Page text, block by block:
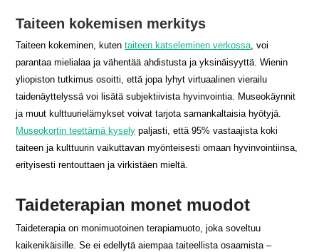
Taiteen kokemisen merkitys
Taiteen kokeminen, kutentaiteen katseleminen verkossa, voi
parantaa mielialaa ja vähentää ahdistusta ja yksinäisyyttä. Wienin
yliopiston tutkimus osoitti, että jopa lyhyt virtuaalinen vierailu
taidenäyttelyssä voi lisätä subjektiivista hyvinvointia. Museokäynnit
ja muut kulttuurielämykset voivat tarjota samankaltaisia hyötyjä.
Museokortin teettämä kysely paljasti, että 95% vastaajista koki
taiteen ja kulttuurin vaikuttavan myönteisesti omaan hyvinvointiinsa,
erityisesti rentouttaen ja virkistäen mieltä.
Taideterapian monet muodot
Taideterapia on monimuotoinen terapiamuoto, joka soveltuu
kaikenikäisille. Se ei edellytä aiempaa taiteellista osaamista –